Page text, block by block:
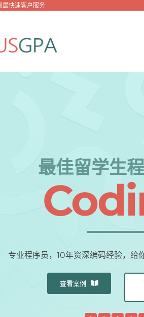
最快速客户服务
最佳留学生
专业程序员，10年资深编码经验，给
查看案例